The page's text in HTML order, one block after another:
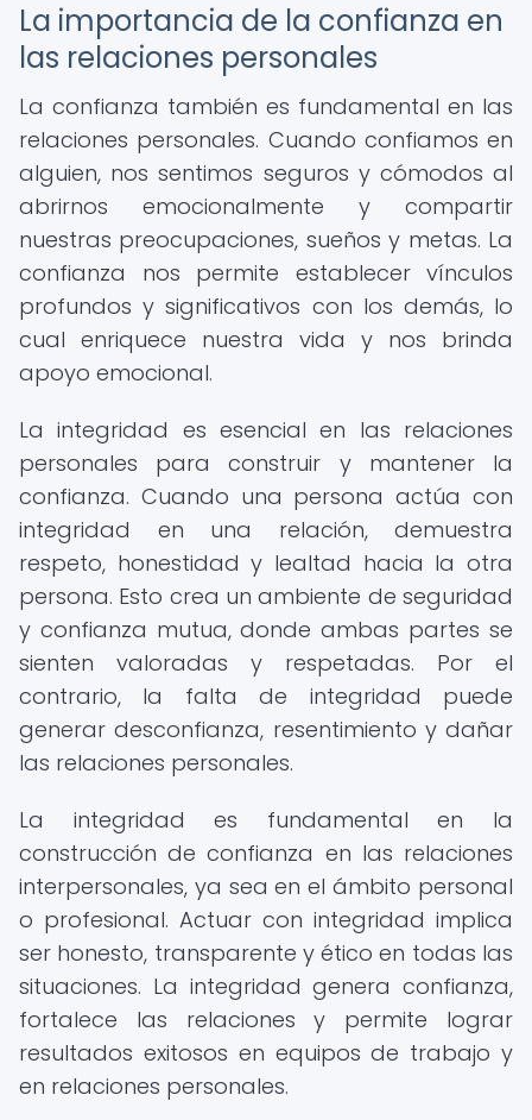
La importancia de la confianza en
las relaciones personales
La confianza también es fundamental en las
relaciones personales. Cuando confiamos en
alguien, nos sentimos seguros y cómodos al
abrirnos emocionalmente y compartir
nuestras preocupaciones, sueños y metas. La
confianza nos permite establecer vínculos
profundos y significativos con los demás, lo
cual enriquece nuestra vida y nos brinda
apoyo emocional.
La integridad es esencial en las relaciones
personales para construir y mantener la
confianza. Cuando una persona actúa con
integridad en una relación, demuestra
respeto, honestidad y lealtad hacia la otra
persona. Esto crea un ambiente de seguridad
y confianza mutua, donde ambas partes se
sienten valoradas y respetadas. Por el
contrario, la falta de integridad puede
generar desconfianza, resentimiento y dañar
las relaciones personales.
La integridad es fundamental en la
construcción de confianza en las relaciones
interpersonales, ya sea en el ámbito personal
o profesional. Actuar con integridad implica
ser honesto, transparente y ético en todas las
situaciones. La integridad genera confianza,
fortalece las relaciones y permite lograr
resultados exitosos en equipos de trabajo y
en relaciones personales.